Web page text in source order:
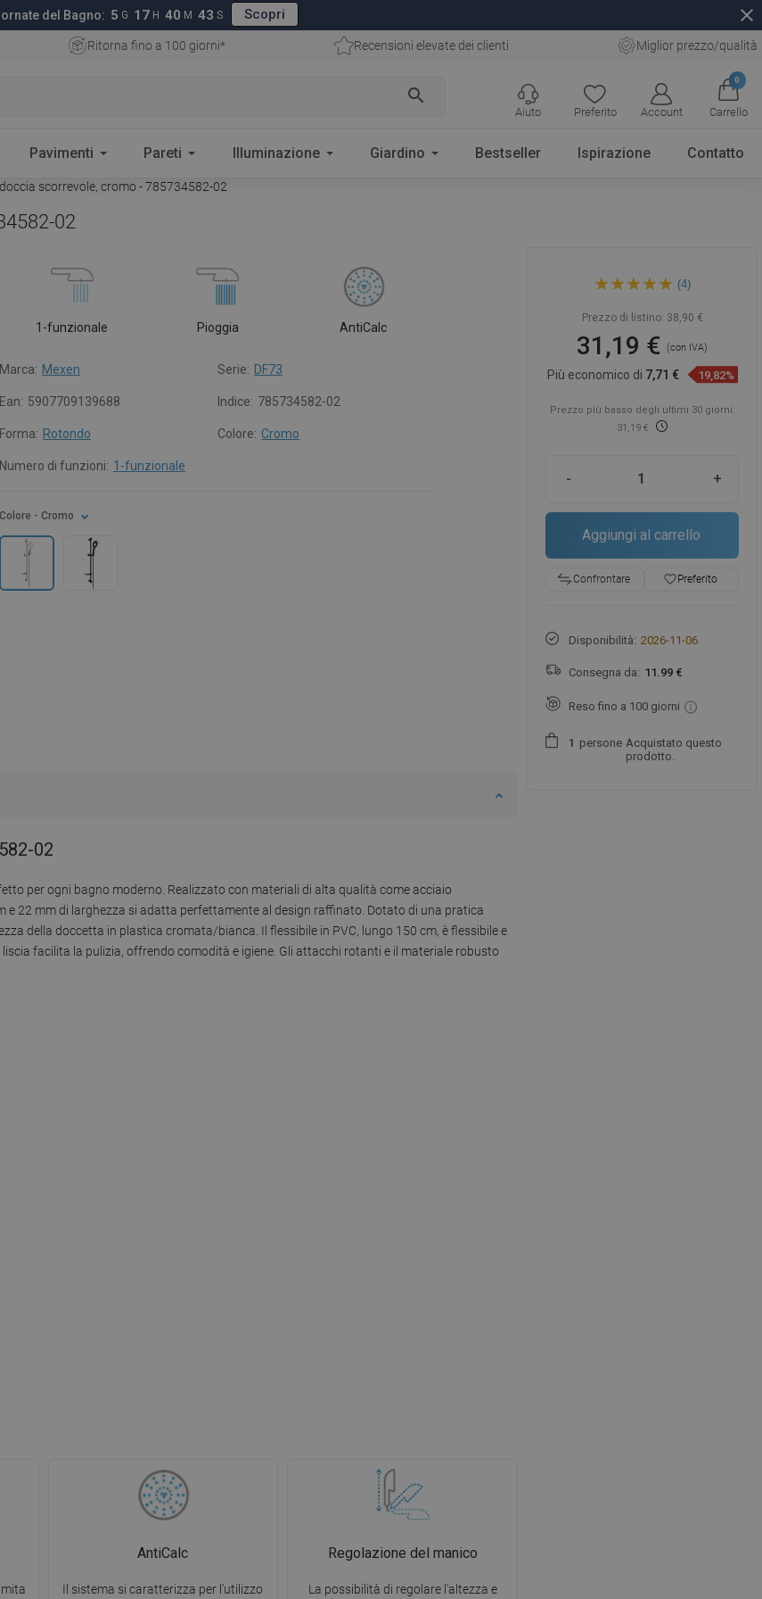
del Bagno: 5 G 17 H 40 M 42 S Scopri close
Ritorna fino a 100 giorni* Recensioni elevate dei clienti Miglior prezzo/qualità
search
Preferito Account
0
Carrello
Aiuto
Pavimenti Pareti Illuminazione Giardino Bestseller Ispirazione Contatto
scorrevole, cromo - 785734582-02
02
1-funzionale Pioggia AntiCalc
Marca: Mexen Serie: DF73
Ean: 5907709139688 Indice: 785734582-02
Forma: Rotondo Colore: Cromo
Numero di funzioni: 1-funzionale
Colore - Cromo
02
per ogni bagno moderno. Realizzato con materiali di alta qualità come acciaio
e 22 mm di larghezza si adatta perfettamente al design raffinato. Dotato di una pratica
della doccetta in plastica cromata/bianca. Il flessibile in PVC, lungo 150 cm, è flessibile e
facilita la pulizia, offrendo comodità e igiene. Gli attacchi rotanti e il materiale robusto
AntiCalc
Il sistema si caratterizza per l'utilizzo
Regolazione del manico
La possibilità di regolare l'altezza e
scorrevole, cromo -(4)
Prezzo di listino: 38,90 €
31,19 €(con IVA)
Più economico di 7,71 € 19,82%
Prezzo più basso degli ultimi 30 giorni:
31,19 €
- +
Aggiungi al carrello
Confrontare favorite_borderPreferito
Disponibilità: 2026-11-06
Consegna da: 11.99 €
Reso fino a 100 giorni
1 persone Acquistato questo
prodotto.